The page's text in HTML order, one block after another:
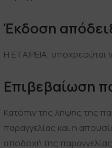
Έκδοση
Η ΕΤΑΙΡΕΙΑ, υποχρεούται
Επιβεβαίωση
Κατόπιν της λήψης της
παραγγελίας και η
αποδοχή της